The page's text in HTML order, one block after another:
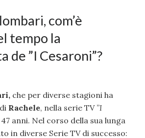
com’è
tempo la
de ”I Cesaroni”?
che per diverse stagioni ha
Rachele, nella serie TV ”I
anni. Nel corso della sua lunga
in diverse Serie TV di successo: